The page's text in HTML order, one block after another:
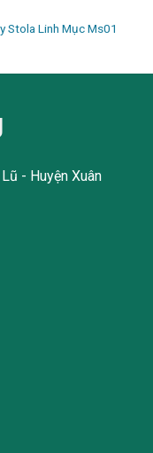
Stola Linh Mục Ms01
- Huyện Xuân